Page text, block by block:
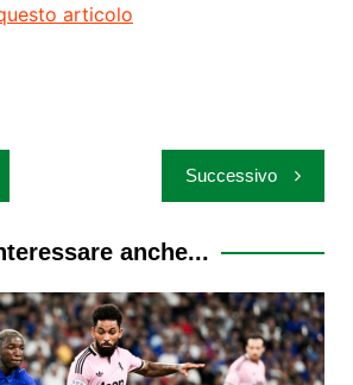
articolo
Successivo
anche...